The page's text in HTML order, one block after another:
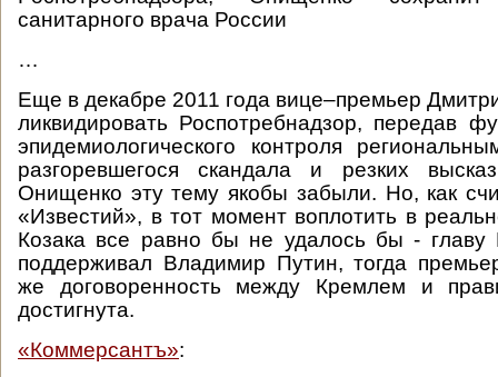
санитарного врача России
…
Еще в декабре 2011 года вице–премьер
ликвидировать Роспотребнадзор, передав
эпидемиологического контроля
разгоревшегося скандала и резких
Онищенко эту тему якобы забыли. Но, как
«Известий», в тот момент воплотить в
Козака все равно бы не удалось бы - главу
поддерживал Владимир Путин, тогда
же договоренность между Кремлем и
достигнута.
«Коммерсантъ»: